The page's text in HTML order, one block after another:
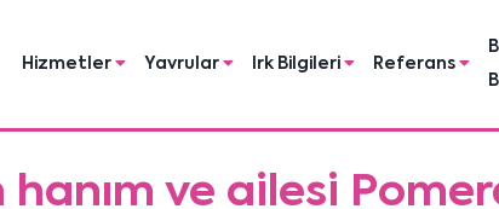
Hizmetler Yavrular Irk Bilgileri Referans
hanım ve ailesi